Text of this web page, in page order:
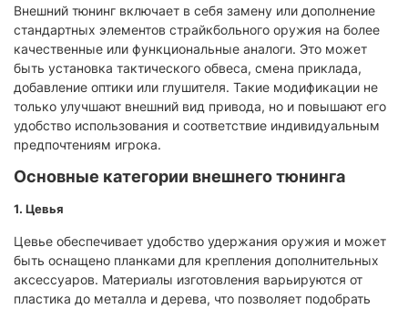
Внешний тюнинг включает в себя замену или дополнение
стандартных элементов страйкбольного оружия на более
качественные или функциональные аналоги. Это может
быть установка тактического обвеса, смена приклада,
добавление оптики или глушителя. Такие модификации не
только улучшают внешний вид привода, но и повышают его
удобство использования и соответствие индивидуальным
предпочтениям игрока.​
Основные категории внешнего тюнинга
1. Цевья
Цевье обеспечивает удобство удержания оружия и может
быть оснащено планками для крепления дополнительных
аксессуаров. Материалы изготовления варьируются от
пластика до металла и дерева, что позволяет подобрать